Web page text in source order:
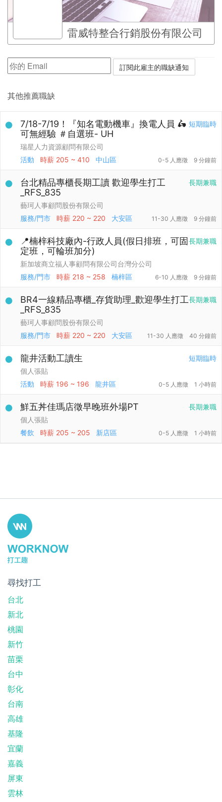
雷威特整合行銷股份有限公司
其他推薦職缺
短期臨時
7/18-7/19！『知名電動機車』換電人員 🛵
可無經驗 ＃自選班- UH
瑞星人力資源顧問有限公司
活動
時薪 205 ~ 410 中山區 0-5 人應徵 9 分鐘前
長期兼職
台北精品專櫃長期工讀 歡迎學生打工
_RFS_835
藝珂人事顧問股份有限公司
服務/門市
時薪 220 ~ 220 大安區 11-30 人應徵 9 分鐘前
長期兼職
📍楠梓科技廠內-行政人員(假日排班，可固
定班，可輪班加分)
新加坡商立福人事顧問有限公司台灣分公司
服務/門市
時薪 218 ~ 258 楠梓區 6-10 人應徵 9 分鐘前
長期兼職
BR4一線精品專櫃_存貨助理_歡迎學生打工
_RFS_835
藝珂人事顧問股份有限公司
服務/門市
時薪 220 ~ 220 大安區 11-30 人應徵 40 分鐘前
短期臨時
龍井活動工讀生
個人張貼
活動
時薪 196 ~ 196 龍井區 0-5 人應徵 1 小時前
長期兼職
鮮五丼佳瑪店徵早晚班外場PT
個人張貼
餐飲
時薪 205 ~ 205 新店區 0-5 人應徵 1 小時前
尋找打工
台北
新北
桃園
新竹
苗栗
台中
彰化
台南
高雄
基隆
宜蘭
嘉義
屏東
雲林